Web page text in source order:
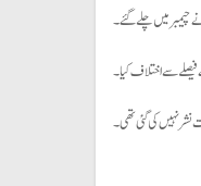
چیمبر میں چلے گئے۔
سے اختلاف کیا۔
نہیں کی گئی تھی۔